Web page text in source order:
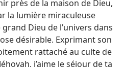
près de la maison de Dieu,
la lumière miraculeuse
Dieu de l’univers dans
désirable. Exprimant son
rattaché au culte de
j’aime le séjour de ta